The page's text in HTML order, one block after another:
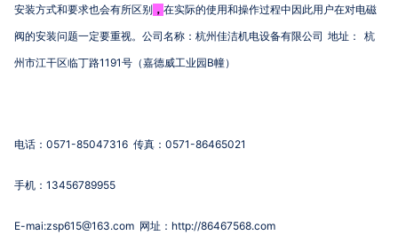
安装方式和要求也会有所区别 ， 在实际的使用和操作过程中因此用户在对电磁
阀的安装问题一定要重视。公司名称：杭州佳洁机电设备有限公司 地址： 杭
州市江干区临丁路1191号（嘉德威工业园 B幢）
电话： 0571-85047316 传真： 0571-86465021
手机： 13456789955
E-mai:zsp615@163.com 网址： http://86467568.com